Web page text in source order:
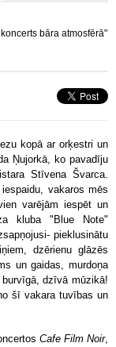
bāra atmosfērā"
kopā ar orķestri un
Ņujorkā, ko pavadīju
Stīvena Švarca.
vakaros mēs
varējām iespēt un
kluba "Blue Note"
pieklusinātu
dzērienu glāzēs
un gaidas, murdoņa
dzīvā mūzikā!
šī vakara tuvības un
Cafe Film Noir,